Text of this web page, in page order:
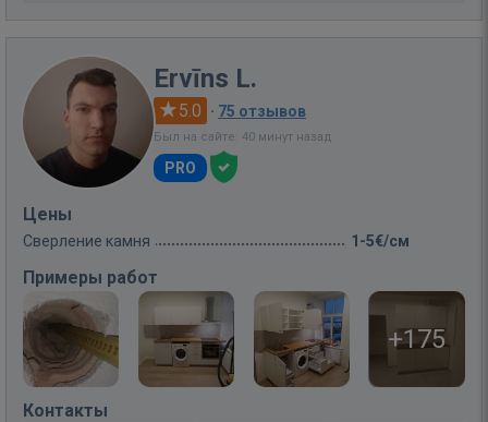
Ervīns L.
5.0 · 75 отзывов
Был на сайте: 40 минут назад
PRO
Цены
Сверление камня 1-5€/см
Примеры работ
+175
Контакты